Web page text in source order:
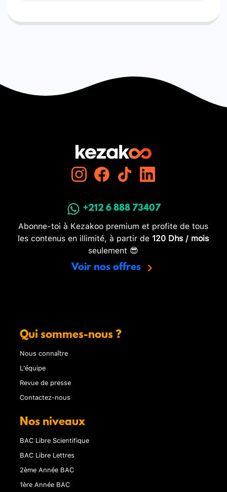
+212 6 888 73407
Abonne-toi à Kezakoo premium et profite de tous
les contenus en illimité, à partir de 120 Dhs / mois
seulement 😎
Voir nos offres
Qui sommes-nous ?
Nous connaître
L'équipe
Revue de presse
Contactez-nous
Nos niveaux
BAC Libre Scientifique
BAC Libre Lettres
2ème Année BAC
1ère Année BAC